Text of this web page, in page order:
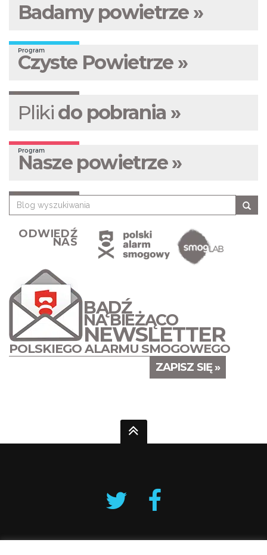
Badamy powietrze »
Program
Czyste Powietrze »
Pliki do pobrania »
Program
Nasze powietrze »
ODWIEDŹ
NAS
BĄDŹ
NA BIEŻĄCO
NEWSLETTER
POLSKIEGO ALARMU SMOGOWEGO
ZAPISZ SIĘ »